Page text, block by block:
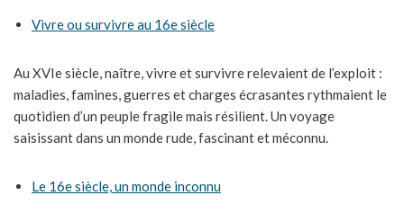
Vivre ou survivre au 16e siècle
Au XVIe siècle, naître, vivre et survivre relevaient de l’exploit :
maladies, famines, guerres et charges écrasantes rythmaient le
quotidien d’un peuple fragile mais résilient. Un voyage
saisissant dans un monde rude, fascinant et méconnu.
Le 16e siècle, un monde inconnu